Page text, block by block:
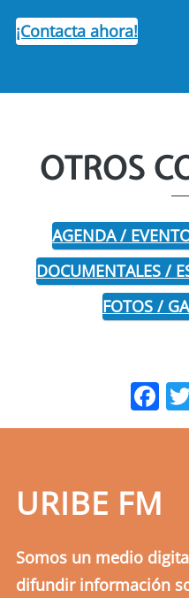
¡Contacta ahora!
OTROS
AGENDA /
DOCUMENTALES /
FOTOS /
URIBE FM
Somos un medio
difundir información